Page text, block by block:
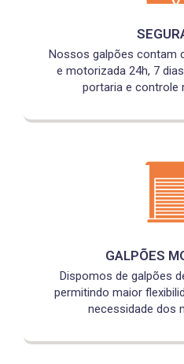
Nossos galpões contam
e motorizada 24h, 7
portaria e controle
GALPÕES
Dispomos de galpões
permitindo maior
necessidade dos